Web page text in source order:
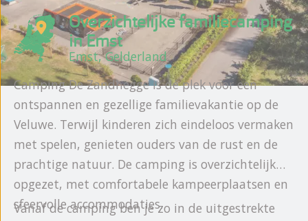
Overzichtelijke familiecamping
in Emst
Emst, Gelderland
Camping De Zandhegge is dé plek voor een
ontspannen en gezellige familievakantie op de
Veluwe. Terwijl kinderen zich eindeloos vermaken
met spelen, genieten ouders van de rust en de
prachtige natuur. De camping is overzichtelijk
opgezet, met comfortabele kampeerplaatsen en
sfeervolle accommodaties.
Vanaf de camping ben je zo in de uitgestrekte